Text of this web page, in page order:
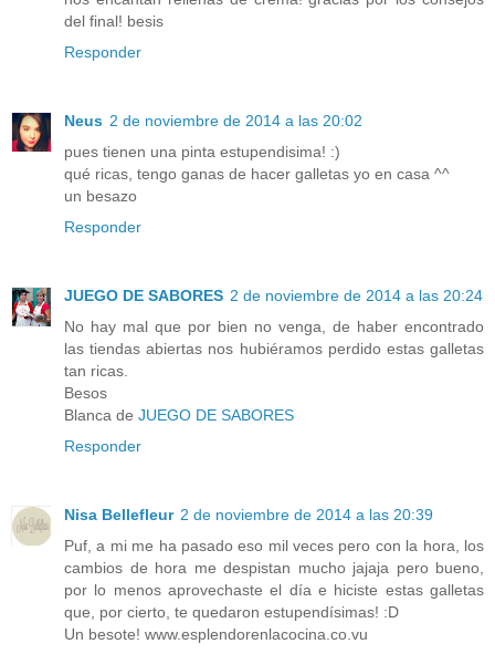
del final! besis
Responder
Neus 2 de noviembre de 2014 a las 20:02
pues tienen una pinta estupendisima! :)
qué ricas, tengo ganas de hacer galletas yo en casa ^^
un besazo
Responder
JUEGO DE SABORES 2 de noviembre de 2014 a las 20:24
No hay mal que por bien no venga, de haber encontrado
las tiendas abiertas nos hubiéramos perdido estas galletas
tan ricas.
Besos
Blanca de JUEGO DE SABORES
Responder
Nisa Bellefleur 2 de noviembre de 2014 a las 20:39
Puf, a mi me ha pasado eso mil veces pero con la hora, los
cambios de hora me despistan mucho jajaja pero bueno,
por lo menos aprovechaste el día e hiciste estas galletas
que, por cierto, te quedaron estupendísimas! :D
Un besote! www.esplendorenlacocina.co.vu